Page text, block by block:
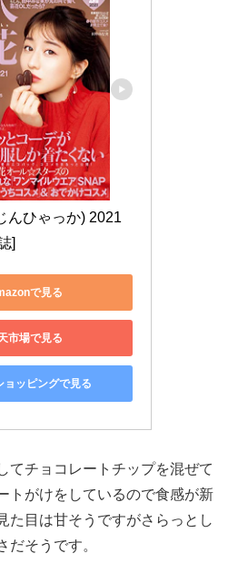
んひゃっか) 2021
]
で見る
市場で見る
ョッピングで見る
てチョコレートチップを混ぜて
トがけをしているので食感が新
た目は甘そうですがさらっとし
だそうです。